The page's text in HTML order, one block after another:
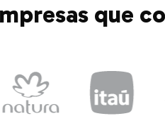
que